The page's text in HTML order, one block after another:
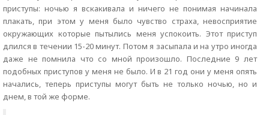
приступы: ночью я вскакивала и ничего не понимая начинала
плакать, при этом у меня было чувство страха, невосприятие
окружающих которые пытылись меня успокоить. Этот приступ
длился в течении 15-20 минут. Потом я засыпала и на утро иногда
даже не помнила что со мной произошло. Последние 9 лет
подобных приступов у меня не было. И в 21 год они у меня опять
начались, теперь приступы могут быть не только ночью, но и
днем, в той же форме.